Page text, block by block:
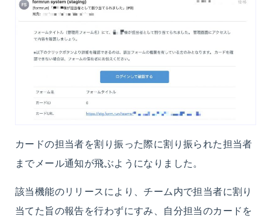
カードの担当者を割り振った際に割り振られた担当者
までメール通知が飛ぶようになりました。
該当機能のリリースにより、チーム内で担当者に割り
当てた旨の報告を行わずにすみ、自分担当のカードを